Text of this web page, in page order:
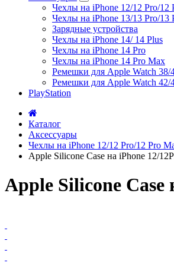
Чехлы на iPhone 12/12 Pro/12
Чехлы на iPhone 13/13 Pro/13
Зарядные устройства
Чехлы на iPhone 14/ 14 Plus
Чехлы на iPhone 14 Pro
Чехлы на iPhone 14 Pro Max
Ремешки для Apple Watch 38/
Ремешки для Apple Watch 42/
PlayStation
Каталог
Аксессуары
Чехлы на iPhone 12/12 Pro/12 Pro
Apple Silicone Case на iPhone 12/
Apple Silicone Case